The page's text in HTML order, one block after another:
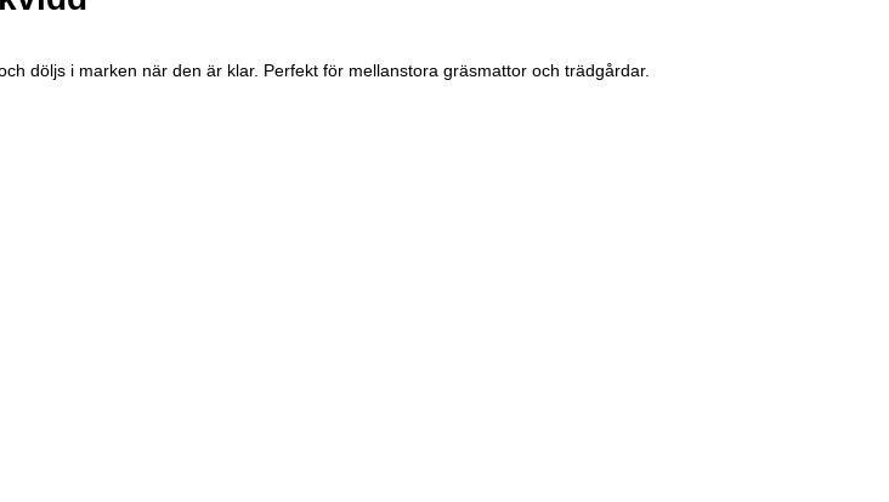
döljs i marken när den är klar. Perfekt för mellanstora gräsmattor och trädgårdar.